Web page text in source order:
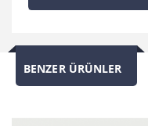
BENZER ÜRÜNLER